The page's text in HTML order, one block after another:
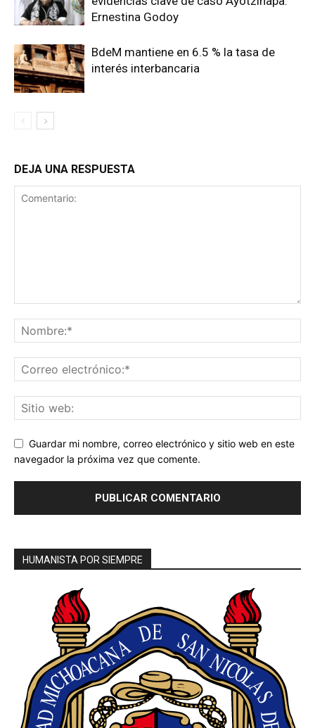
Ernestina Godoy
BdeM mantiene en 6.5 % la tasa de
interés interbancaria
DEJA UNA RESPUESTA
Guardar mi nombre, correo electrónico y sitio web en este
navegador la próxima vez que comente.
HUMANISTA POR SIEMPRE